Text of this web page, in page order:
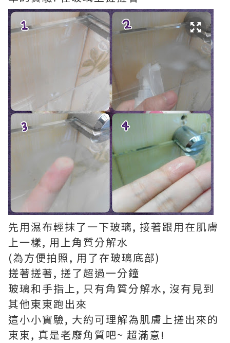
先用濕布輕抹了一下玻璃, 接著跟用在肌膚
上一樣, 用上角質分解水
(為方便拍照, 用了在玻璃底部)
搓著搓著, 搓了超過一分鐘
玻璃和手指上, 只有角質分解水, 沒有見到
其他東東跑出來
這小小實驗, 大約可理解為肌膚上搓出來的
東東, 真是老廢角質吧~ 超滿意!